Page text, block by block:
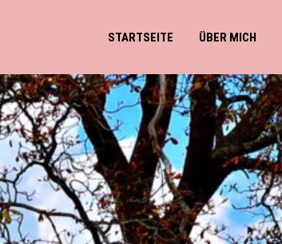
STARTSEITE ÜBER MICH